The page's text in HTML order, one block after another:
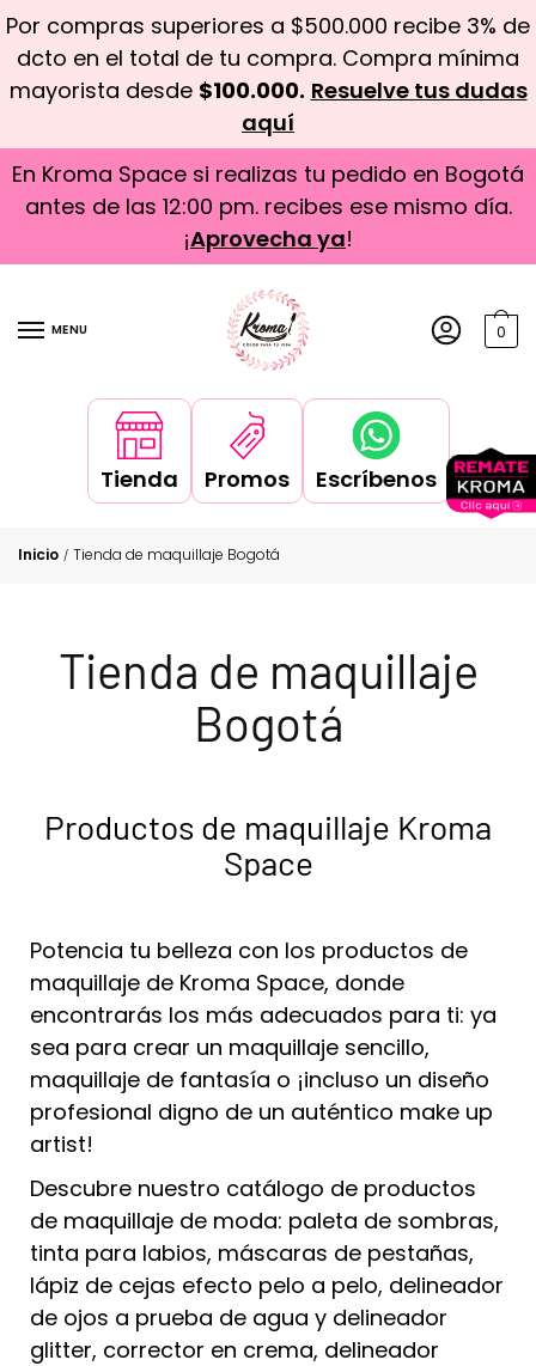
Por compras superiores a $500.000 recibe 3% de
dcto en el total de tu compra. Compra mínima
mayorista desde $100.000. Resuelve tus dudas
aquí
En Kroma Space si realizas tu pedido en Bogotá
antes de las 12:00 pm. recibes ese mismo día.
¡Aprovecha ya!
MENU 0
Tienda Promos Escríbenos
Inicio / Tienda de maquillaje Bogotá
Tienda de maquillaje
Bogotá
Productos de maquillaje Kroma
Space
Potencia tu belleza con los productos de
maquillaje de Kroma Space, donde
encontrarás los más adecuados para ti: ya
sea para crear un maquillaje sencillo,
maquillaje de fantasía o ¡incluso un diseño
profesional digno de un auténtico make up
artist!
Descubre nuestro catálogo de productos
de maquillaje de moda: paleta de sombras,
tinta para labios, máscaras de pestañas,
lápiz de cejas efecto pelo a pelo, delineador
de ojos a prueba de agua y delineador
glitter, corrector en crema, delineador